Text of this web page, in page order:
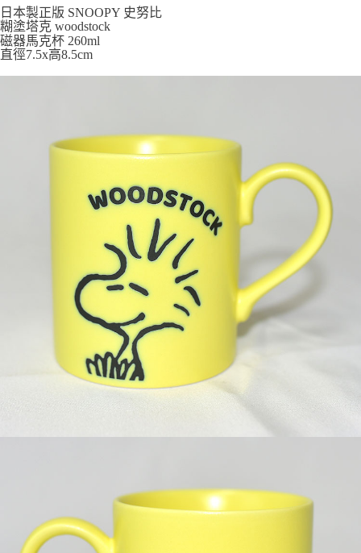
7-11取貨付款
每筆NT$65，滿NT$999(含以上)免運費
每筆NT$100，滿NT$999(含以上)免運費
日本製正版 SNOOPY 史努比
糊塗塔克 woodstock
磁器馬克杯 260ml
直徑7.5x高8.5cm